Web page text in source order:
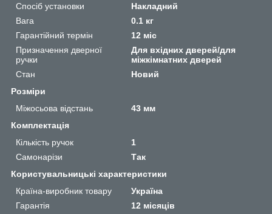
Спосіб установки
Накладний
Вага
0.1 кг
Гарантійний термін
12 міс
Призначення дверної
ручки
Для вхідних дверей/для
міжкімнатних дверей
Стан
Новий
Розміри
Міжосьова відстань
43 мм
Комплектація
Кількість ручок
1
Самонарізи
Так
Користувальницькі характеристики
Країна-виробник товару
Україна
Гарантія
12 місяців